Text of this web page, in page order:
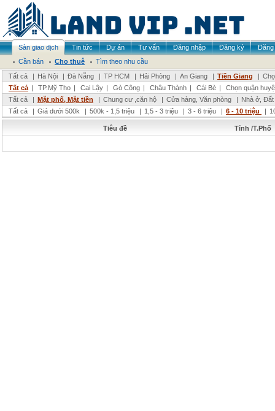
Sàn giao dịch Tin tức Dự án Tư vấn Đăng nhập Đăng ký
Đăng
Cần bán
Cho thuê
Tìm theo nhu cầu
Tất cả
| Hà Nội | Đà Nẵng | TP HCM | Hải Phòng | An Giang | Tiền Giang |
Tất cả | TP.Mỹ Tho | Cai Lậy | Gò Công | Châu Thành | Cái Bè |
Chọn quận
Tất cả
| Mặt phố, Mặt tiền | Chung cư ,căn hộ | Cửa hàng, Văn phòng | Nhà ở,
Tất cả
| Giá dưới 500k | 500k - 1,5 triệu | 1,5 - 3 triệu | 3 - 6 triệu | 6 - 10 triệu |
Tiêu đề Tỉnh /T.Phố